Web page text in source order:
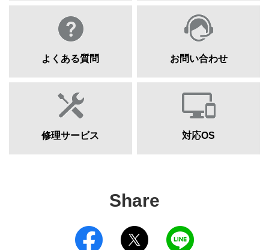
よくある質問 お問い合わせ
修理サービス 対応OS
Share